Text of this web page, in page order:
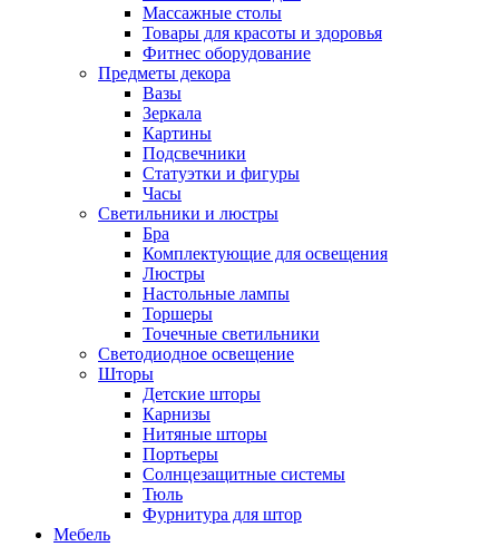
Массажные столы
Товары для красоты и здоровья
Фитнес оборудование
Предметы декора
Вазы
Зеркала
Картины
Подсвечники
Статуэтки и фигуры
Часы
Светильники и люстры
Бра
Комплектующие для освещения
Люстры
Настольные лампы
Торшеры
Точечные светильники
Светодиодное освещение
Шторы
Детские шторы
Карнизы
Нитяные шторы
Портьеры
Солнцезащитные системы
Тюль
Фурнитура для штор
Мебель